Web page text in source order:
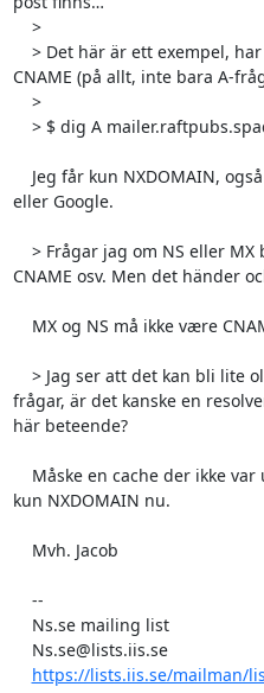
CNAME (på allt, inte bara A-
eller Google.
CNAME osv. Men det händer
frågar, är det kanske en
här beteende?
kun NXDOMAIN nu.
https://lists.iis.se/mailman/